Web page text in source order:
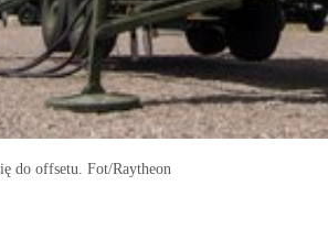
do offsetu. Fot/Raytheon